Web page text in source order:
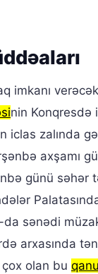
imkanı
nin Konqresdə
zalında
axşamı
günü səhər
sənədi
arxasında
olan bu